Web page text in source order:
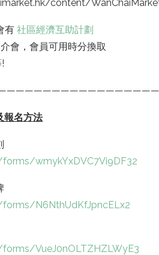
content/
有 社區經濟互助計劃
會，會員可用時分換取
報名方法
wmykYxDVC7Vi9DF32
N6NthUdKfJpncELx2
VueJ0nOLTZHZLWyE3